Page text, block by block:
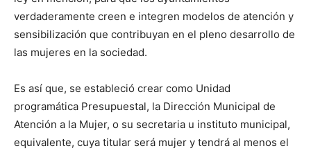
verdaderamente creen e integren modelos de atención y
sensibilización que contribuyan en el pleno desarrollo de
las mujeres en la sociedad.
Es así que, se estableció crear como Unidad
programática Presupuestal, la Dirección Municipal de
Atención a la Mujer, o su secretaria u instituto municipal,
equivalente, cuya titular será mujer y tendrá al menos el